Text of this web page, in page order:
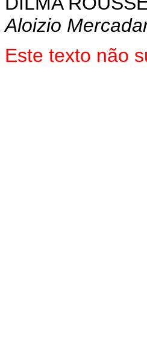
Aloizio
Este texto não